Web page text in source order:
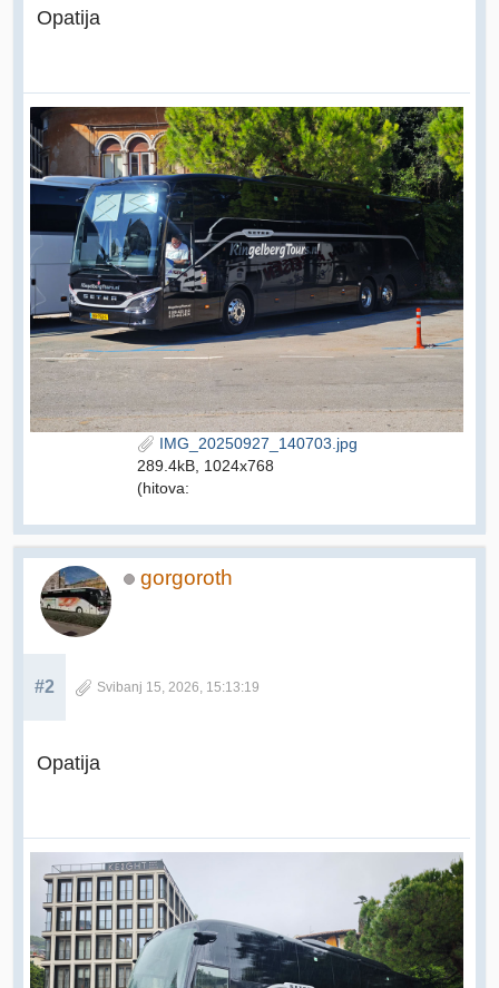
Opatija
IMG_20250927_140703.jpg
289.4kB, 1024x768
(hitova:
gorgoroth
#2 Svibanj 15, 2026, 15:13:19
Opatija